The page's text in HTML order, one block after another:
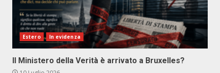
Estero In evidenza
Il Ministero della Verità è arrivato a Bruxelles?